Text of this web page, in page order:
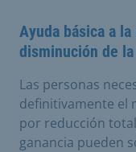
Ayuda básica a
disminución de
Las personas
definitivamente el
por reducción
ganancia pueden